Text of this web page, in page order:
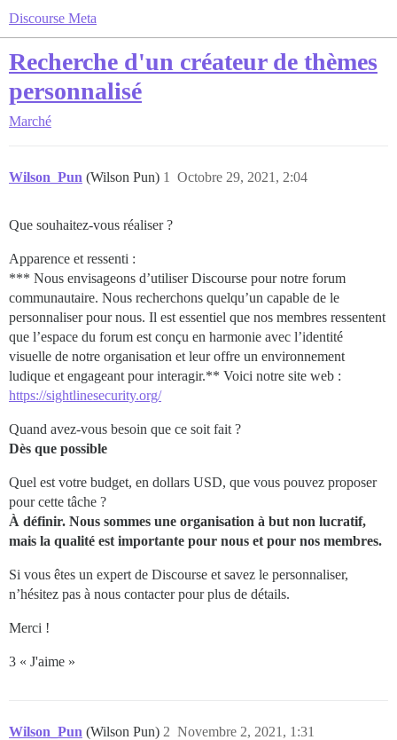
Discourse Meta
Recherche d'un créateur de thèmes
personnalisé
Marché
Wilson_Pun (Wilson Pun) Octobre 29, 2021, 2:04
1
Que souhaitez-vous réaliser ?
Apparence et ressenti :
*** Nous envisageons d’utiliser Discourse pour notre forum
communautaire. Nous recherchons quelqu’un capable de le
personnaliser pour nous. Il est essentiel que nos membres ressentent
que l’espace du forum est conçu en harmonie avec l’identité
visuelle de notre organisation et leur offre un environnement
ludique et engageant pour interagir.** Voici notre site web :
https://sightlinesecurity.org/
Quand avez-vous besoin que ce soit fait ?
Dès que possible
Quel est votre budget, en dollars USD, que vous pouvez proposer
pour cette tâche ?
À définir. Nous sommes une organisation à but non lucratif,
mais la qualité est importante pour nous et pour nos membres.
Si vous êtes un expert de Discourse et savez le personnaliser,
n’hésitez pas à nous contacter pour plus de détails.
Merci !
3 « J'aime »
Wilson_Pun (Wilson Pun) Novembre 2, 2021, 1:31
2